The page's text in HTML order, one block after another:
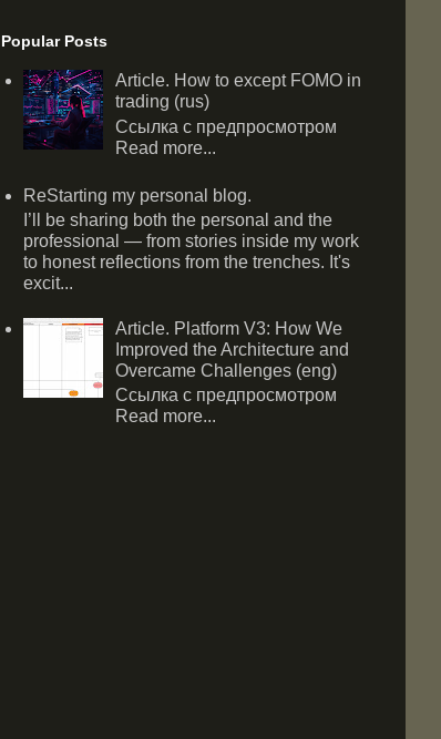
Popular Posts
Article. How to except FOMO in
trading (rus)
Ссылка с предпросмотром
Read more...
ReStarting my personal blog.
I’ll be sharing both the personal and the
professional — from stories inside my work
to honest reflections from the trenches. It's
excit...
Article. Platform V3: How We
Improved the Architecture and
Overcame Challenges (eng)
Ссылка с предпросмотром
Read more...